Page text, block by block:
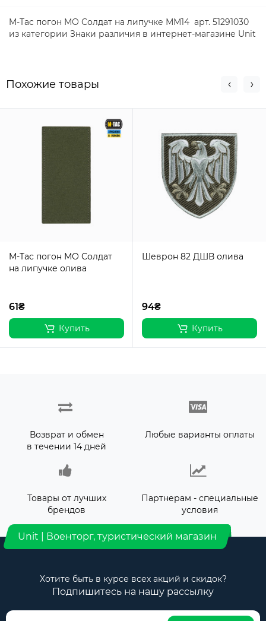
M-Tac погон МО Солдат на липучке ММ14 арт. 51291030
из категории Знаки различия в интернет-магазине Unit
Похожие товары
M-Tac погон МО Солдат
на липучке олива
61₴
Купить
Шеврон 82 ДШВ олива
94₴
Купить
Возврат и обмен
в течении 14 дней
Любые варианты оплаты
Товары от лучших
брендов
Партнерам - специальные
условия
Unit | Военторг, туристический магазин
Хотите быть в курсе всех акций и скидок?
Подпишитесь на нашу рассылку